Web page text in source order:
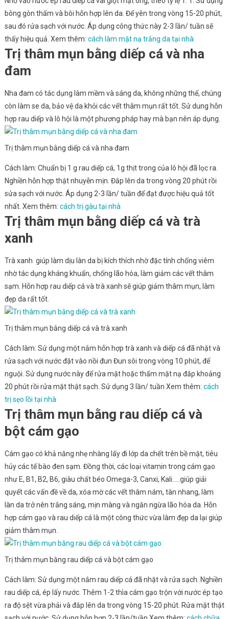
bông gòn thấm và bôi hỗn hợp lên da. Để yên trong vòng 15-20 phút,
sau đó rửa sạch với nước. Áp dụng công thức này 2-3 lần/ tuần sẽ
thấy hiệu quả. Xem thêm: cách làm mặt nạ trắng da tại nhà
Trị thâm mụn bằng diếp cá và nha
đam
Nha đam có tác dụng làm mềm và sáng da, không những thế, chúng
còn làm se da, bảo vệ da khỏi các vết thâm mụn rất tốt. Sử dung hỗn
hợp rau diếp và lô hội là một phương pháp hay mà bạn nên áp dụng.
Trị thâm mụn bằng diếp cá và nha đam
Cách làm: Chuẩn bị 1 g rau diếp cá, 1g thịt trong của lô hội đã lọc ra.
Nghiền hỗn hợp thật nhuyễn mịn. Đắp lên da trong vòng 20 phút rồi
sửa sạch với nước. Áp dụng 2-3 lần/ tuần để đạt được hiệu quả tốt
nhất. Xem thêm: cách trị gàu tại nhà
Trị thâm mụn bằng diếp cá và trà
xanh
Trà xanh giúp làm dịu làn da bị kích thích nhờ đặc tính chống viêm
nhờ tác dụng kháng khuẩn, chống lão hóa, làm giảm các vết thâm
sạm. Hỗn hợp rau diếp cá và trà xanh sẽ giúp giảm thâm mụn, làm
đẹp da rất tốt.
Trị thâm mụn bằng diếp cá và trà xanh
Cách làm: Sử dụng một nắm hỗn hợp trà xanh và diếp cá đã nhặt và
rửa sạch với nước đặt vào nồi đun Đun sôi trong vòng 10 phút, để
nguội. Sử dụng nước này để rửa mặt hoặc thấm mặt nạ đắp khoảng
20 phút rồi rửa mặt thật sạch. Sử dụng 3 lần/ tuần Xem thêm: cách
trị sẹo lồi tại nhà
Trị thâm mụn bằng rau diếp cá và
bột cám gạo
Cám gạo có khả năng nhẹ nhàng lấy đi lớp da chết trên bề mặt, tiêu
hủy các tế bào đen sạm. Đồng thời, các loại vitamin trong cám gạo
như E, B1, B2, B6, giàu chất béo Omega-3, Canxi, Kali…..giúp giải
quyết các vấn đề về da, xóa mờ các vết thâm nám, tàn nhang, làm
làn da trở nên trắng sáng, mịn màng và ngăn ngừa lão hóa da. Hỗn
hợp cám gạo và rau diếp cá là một công thức vừa làm đẹp da lại giúp
giảm thâm mụn.
Trị thâm mụn bằng rau diếp cá và bột cám gạo
Cách làm: Sử dụng một nắm rau diếp cá đã nhặt và rửa sạch. Nghiền
rau diếp cá, ép lấy nước. Thêm 1-2 thìa cám gạo trộn với nước ép tạo
ra độ sệt vừa phải và đắp lên da trong vòng 15-20 phút. Rửa mặt thật